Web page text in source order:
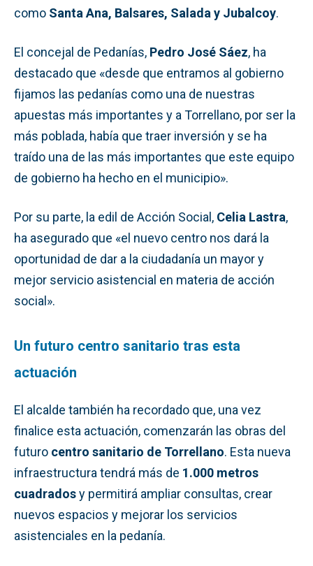
como Santa Ana, Balsares, Salada y Jubalcoy.
El concejal de Pedanías, Pedro José Sáez, ha
destacado que «desde que entramos al gobierno
fijamos las pedanías como una de nuestras
apuestas más importantes y a Torrellano, por ser la
más poblada, había que traer inversión y se ha
traído una de las más importantes que este equipo
de gobierno ha hecho en el municipio».
Por su parte, la edil de Acción Social, Celia Lastra,
ha asegurado que «el nuevo centro nos dará la
oportunidad de dar a la ciudadanía un mayor y
mejor servicio asistencial en materia de acción
social».
Un futuro centro sanitario tras esta
actuación
El alcalde también ha recordado que, una vez
finalice esta actuación, comenzarán las obras del
futuro centro sanitario de Torrellano. Esta nueva
infraestructura tendrá más de 1.000 metros
cuadradosy permitirá ampliar consultas, crear
nuevos espacios y mejorar los servicios
asistenciales en la pedanía.